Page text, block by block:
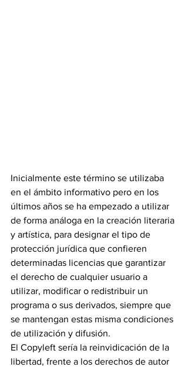
Inicialmente este término se utilizaba
en el ámbito informativo pero en los
últimos años se ha empezado a utilizar
de forma análoga en la creación literaria
y artística, para designar el tipo de
protección jurídica que confieren
determinadas licencias que garantizar
el derecho de cualquier usuario a
utilizar, modificar o redistribuir un
programa o sus derivados, siempre que
se mantengan estas misma condiciones
de utilización y difusión.
El Copyleft sería la reinvidicación de la
libertad, frente a los derechos de autor